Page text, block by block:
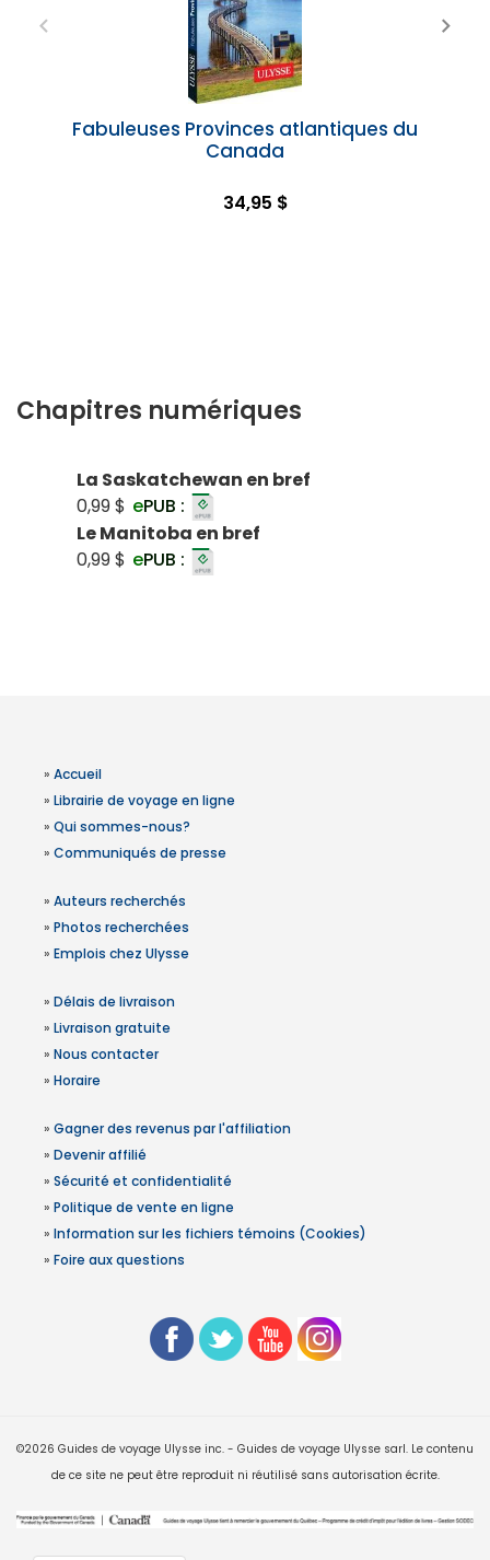
Fabuleuses Provinces atlantiques du
Canada
34,95 $
Chapitres numériques
La Saskatchewan en bref
0,99 $ ePUB :
Le Manitoba en bref
0,99 $ ePUB :
» Accueil
» Librairie de voyage en ligne
» Qui sommes-nous?
» Communiqués de presse
» Auteurs recherchés
» Photos recherchées
» Emplois chez Ulysse
» Délais de livraison
» Livraison gratuite
» Nous contacter
» Horaire
» Gagner des revenus par l'affiliation
» Devenir affilié
» Sécurité et confidentialité
» Politique de vente en ligne
» Information sur les fichiers témoins (Cookies)
» Foire aux questions
©2026 Guides de voyage Ulysse inc. - Guides de voyage Ulysse sarl. Le contenu
de ce site ne peut être reproduit ni réutilisé sans autorisation écrite.